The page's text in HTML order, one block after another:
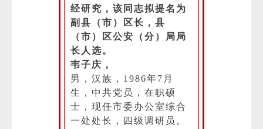
经研究，该同志拟提名为
副县（市）区长，县
（市）区公安（分）局局
长人选。
韦子庆，
男，汉族，1986年7月
生，中共党员，在职硕
士，现任市委办公室综合
一处处长，四级调研员。